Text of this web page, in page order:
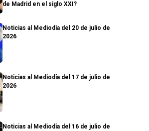
de Madrid en el siglo XXI?
Noticias al Mediodía del 20 de julio de
2026
Noticias al Mediodía del 17 de julio de
2026
Noticias al Mediodía del 16 de julio de